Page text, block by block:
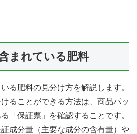
まれている肥料
る肥料の見分け方を解説します。
ることができる方法は、商品パッ
「保証票」を確認することです。
成分量（主要な成分の含有量）や